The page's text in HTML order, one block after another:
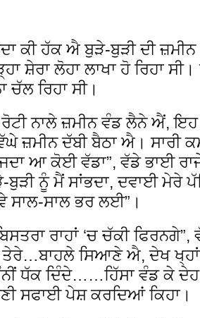
ਕੀ ਹੱਕ ਐ ਬੁੜੇ-ਬੁੜੀ ਦੀ ਜ਼ਮੀਨ
ਸ਼ੇਰਾ ਲੋਹਾ ਲਾਖਾ ਹੋ ਰਿਹਾ
ਰਿਹਾ ਸੀ।
ਨਾਲੇ ਜ਼ਮੀਨ ਵੰਡ ਲੈਨੇ ਐਂ,
ਜ਼ਮੀਨ ਦੱਬੀ ਬੈਠਾ ਐ। ਸਾਰੀ
ਆ ਕੋਈ ਵੱਡਾ”, ਵੱਡੇ ਭਾਈ
ਬੁੜੀ ਨੂੰ ਮੈਂ ਸਾਂਭਦਾ, ਦਵਾਈ ਮੇਰੇ
ਸਾਲ-ਸਾਲ ਭਰ ਲਈ”।
ਰਾਹਾਂ ‘ਚ ਚੱਕੀ
ਤੇਰੇ…ਬਾਹਲੇ ਸਿਆਣੇ ਐ, ਦੇਖ
ਧੱਕ ਦਿੰਦੇ……ਹਿੱਸਾ ਵੰਡ ਕੇ
ਸਫਾਈ ਪੇਸ਼ ਕਰਦਿਆਂ ਕਿਹਾ।